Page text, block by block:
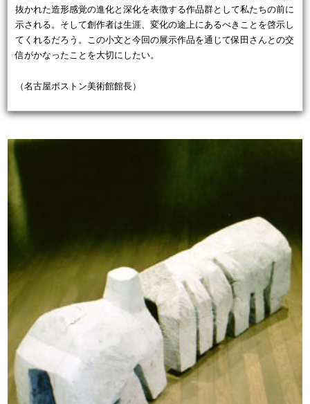
抜かれた造形感覚の進化と深化を表徴する作品群として私たちの前に
示される。そして創作者は生涯、変化の途上にあるべきことを啓示し
てくれるだろう。この小文と今回の展示作品を通じて保田さんとの交
信がかなったことを大切にしたい。
（名古屋ボストン美術館館長）